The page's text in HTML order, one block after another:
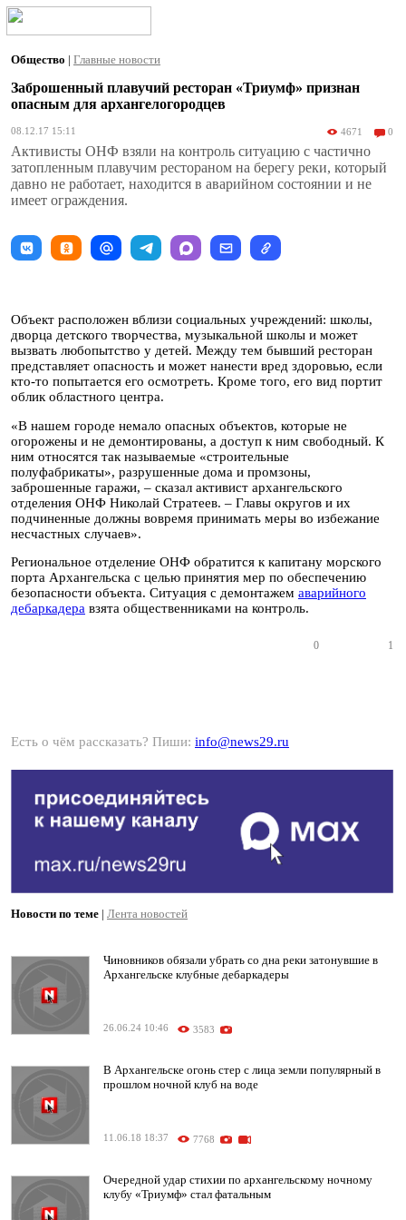
Общество | Главные новости
Заброшенный плавучий ресторан «Триумф» признан
опасным для архангелогородцев
08.12.17 15:11 4671 0
Активисты ОНФ взяли на контроль ситуацию с частично
затопленным плавучим рестораном на берегу реки, который
давно не работает, находится в аварийном состоянии и не
имеет ограждения.
Объект расположен вблизи социальных учреждений: школы,
дворца детского творчества, музыкальной школы и может
вызвать любопытство у детей. Между тем бывший ресторан
представляет опасность и может нанести вред здоровью, если
кто-то попытается его осмотреть. Кроме того, его вид портит
облик областного центра.
«В нашем городе немало опасных объектов, которые не
огорожены и не демонтированы, а доступ к ним свободный. К
ним относятся так называемые «строительные
полуфабрикаты», разрушенные дома и промзоны,
заброшенные гаражи, – сказал активист архангельского
отделения ОНФ Николай Стратеев. – Главы округов и их
подчиненные должны вовремя принимать меры во избежание
несчастных случаев».
Региональное отделение ОНФ обратится к капитану морского
порта Архангельска с целью принятия мер по обеспечению
безопасности объекта. Ситуация с демонтажем аварийного
дебаркадера взята общественниками на контроль.
0 1
Есть о чём рассказать? Пиши: info@news29.ru
Новости по теме | Лента новостей
Чиновников обязали убрать со дна реки затонувшие в
Архангельске клубные дебаркадеры
26.06.24 10:46 3583
В Архангельске огонь стер с лица земли популярный в
прошлом ночной клуб на воде
11.06.18 18:37 7768
Очередной удар стихии по архангельскому ночному
клубу «Триумф» стал фатальным